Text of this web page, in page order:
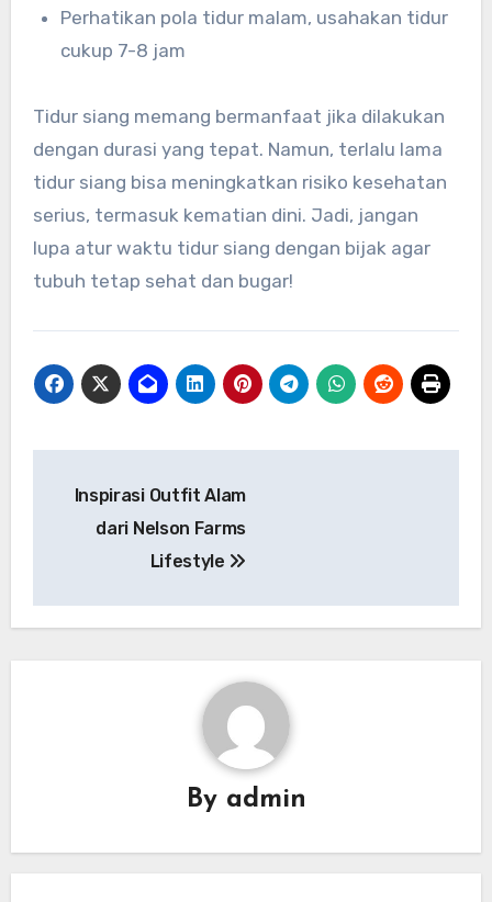
Perhatikan pola tidur malam, usahakan tidur
cukup 7-8 jam
Tidur siang memang bermanfaat jika dilakukan
dengan durasi yang tepat. Namun, terlalu lama
tidur siang bisa meningkatkan risiko kesehatan
serius, termasuk kematian dini. Jadi, jangan
lupa atur waktu tidur siang dengan bijak agar
tubuh tetap sehat dan bugar!
Inspirasi Outfit Alam
dari Nelson Farms
Lifestyle
By admin